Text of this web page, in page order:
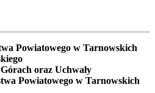
Powiatowego w Tarnowskich
oraz Uchwały
Powiatowego w Tarnowskich